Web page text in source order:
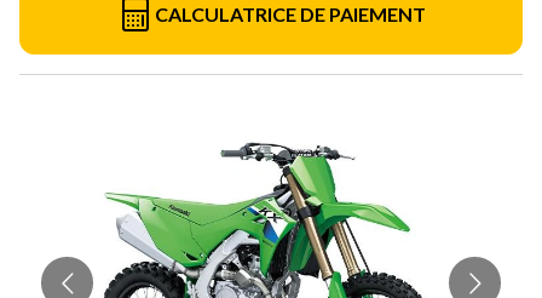
CALCULATRICE DE PAIEMENT